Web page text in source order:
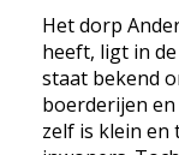
Het dorp
heeft, ligt in
staat bekend
boerderijen
zelf is klein en